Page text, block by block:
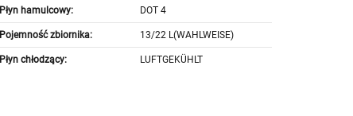
Płyn hamulcowy: DOT 4
Pojemność zbiornika: 13/22 L(WAHLWEISE)
Płyn chłodzący: LUFTGEKÜHLT